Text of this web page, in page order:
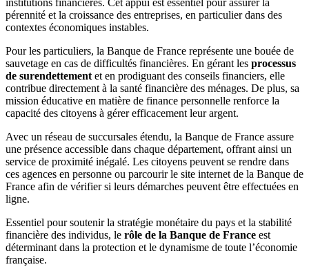
institutions financières. Cet appui est essentiel pour assurer la
pérennité et la croissance des entreprises, en particulier dans des
contextes économiques instables.
Pour les particuliers, la Banque de France représente une bouée de
sauvetage en cas de difficultés financières. En gérant les processus
de surendettementet en prodiguant des conseils financiers, elle
contribue directement à la santé financière des ménages. De plus, sa
mission éducative en matière de finance personnelle renforce la
capacité des citoyens à gérer efficacement leur argent.
Avec un réseau de succursales étendu, la Banque de France assure
une présence accessible dans chaque département, offrant ainsi un
service de proximité inégalé. Les citoyens peuvent se rendre dans
ces agences en personne ou parcourir le site internet de la Banque de
France afin de vérifier si leurs démarches peuvent être effectuées en
ligne.
Essentiel pour soutenir la stratégie monétaire du pays et la stabilité
financière des individus, le rôle de la Banque de France est
déterminant dans la protection et le dynamisme de toute l’économie
française.